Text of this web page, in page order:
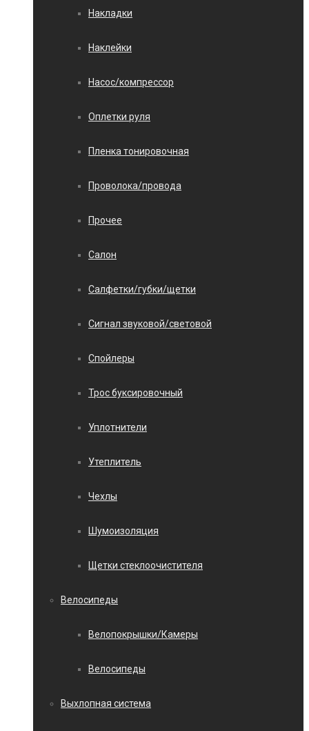
Накладки
Наклейки
Насос/компрессор
Оплетки руля
Пленка тонировочная
Проволока/провода
Прочее
Салон
Салфетки/губки/щетки
Сигнал звуковой/световой
Спойлеры
Трос буксировочный
Уплотнители
Утеплитель
Чехлы
Шумоизоляция
Щетки стеклоочистителя
Велосипеды
Велопокрышки/Камеры
Велосипеды
Выхлопная система